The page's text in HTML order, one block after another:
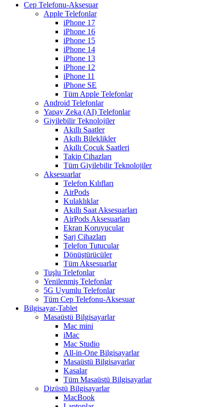
Cep Telefonu-Aksesuar
Apple Telefonlar
iPhone 17
iPhone 16
iPhone 15
iPhone 14
iPhone 13
iPhone 12
iPhone 11
iPhone SE
Tüm Apple Telefonlar
Android Telefonlar
Yapay Zeka (AI) Telefonlar
Giyilebilir Teknolojiler
Akıllı Saatler
Akıllı Bileklikler
Akıllı Çocuk Saatleri
Takip Cihazları
Tüm Giyilebilir Teknolojiler
Aksesuarlar
Telefon Kılıfları
AirPods
Kulaklıklar
Akıllı Saat Aksesuarları
AirPods Aksesuarları
Ekran Koruyucular
Şarj Cihazları
Telefon Tutucular
Dönüştürücüler
Tüm Aksesuarlar
Tuşlu Telefonlar
Yenilenmiş Telefonlar
5G Uyumlu Telefonlar
Tüm Cep Telefonu-Aksesuar
Bilgisayar-Tablet
Masaüstü Bilgisayarlar
Mac mini
iMac
Mac Studio
All-in-One Bilgisayarlar
Masaüstü Bilgisayarlar
Kasalar
Tüm Masaüstü Bilgisayarlar
Dizüstü Bilgisayarlar
MacBook